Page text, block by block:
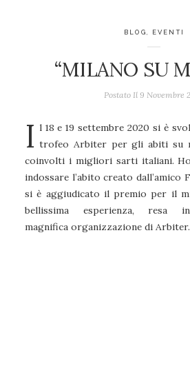
BLOG EVENTI
“MILANO SU
Postato Il 9 Novembre
I l 18 e 19 settembre 2020 si è
trofeo Arbiter per gli abiti su
coinvolti i migliori sarti italiani.
indossare l’abito creato dall’amico
si è aggiudicato il premio per il
bellissima esperienza, resa
magnifica organizzazione di Arbiter.